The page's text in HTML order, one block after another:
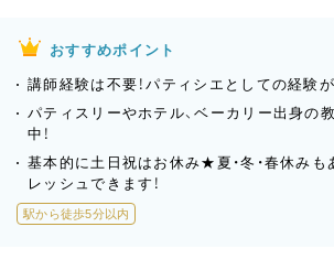
おすすめポイント
講師経験は不要！パティシエとしての経験
パティスリーやホテル、ベーカリー出身の
中！
基本的に土日祝はお休み★夏・冬・春休みも
レッシュできます！
駅から徒歩5分以内